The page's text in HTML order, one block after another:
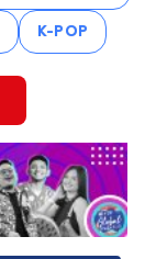
K-POP